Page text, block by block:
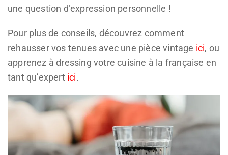
une question d’expression personnelle !
Pour plus de conseils, découvrez comment
rehausser vos tenues avec une pièce vintage ici, ou
apprenez à dressing votre cuisine à la française en
tant qu’expert ici.